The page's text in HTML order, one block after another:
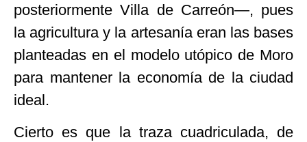
posteriormente Villa de Carreón—, pues
la agricultura y la artesanía eran las bases
planteadas en el modelo utópico de Moro
para mantener la economía de la ciudad
ideal.
Cierto es que la traza cuadriculada, de